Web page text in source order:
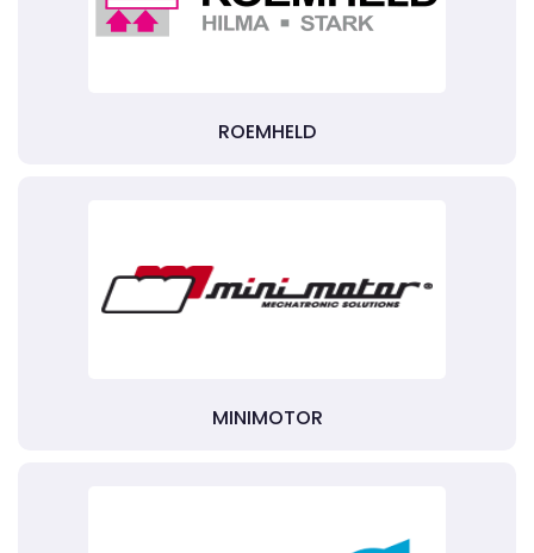
ROEMHELD
MINIMOTOR